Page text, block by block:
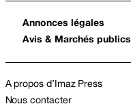
Annonces légales
Avis & Marchés publics
A propos d’Imaz Press
Nous contacter